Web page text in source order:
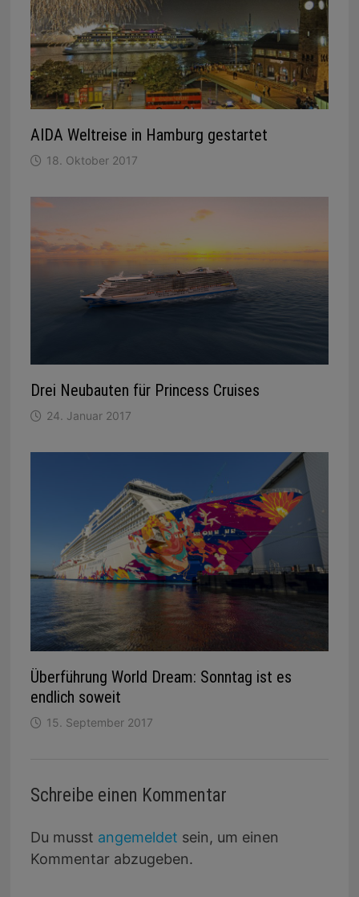
AIDA Weltreise in Hamburg gestartet
18. Oktober 2017
Drei Neubauten für Princess Cruises
24. Januar 2017
Überführung World Dream: Sonntag ist es
endlich soweit
15. September 2017
Schreibe einen Kommentar
Du musst angemeldet sein, um einen
Kommentar abzugeben.